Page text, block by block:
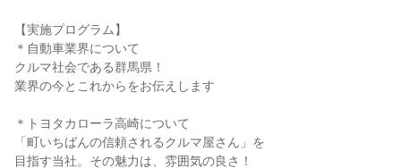
【実施プログラム】
＊自動車業界について
クルマ社会である群馬県！
業界の今とこれからをお伝えします
＊トヨタカローラ高崎について
「町いちばんの信頼されるクルマ屋さん」を
目指す当社。その魅力は、雰囲気の良さ！